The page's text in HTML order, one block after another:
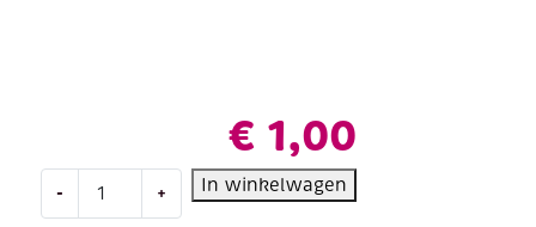
€ 1,00
-
tekendriehoek
+ In winkelwagen